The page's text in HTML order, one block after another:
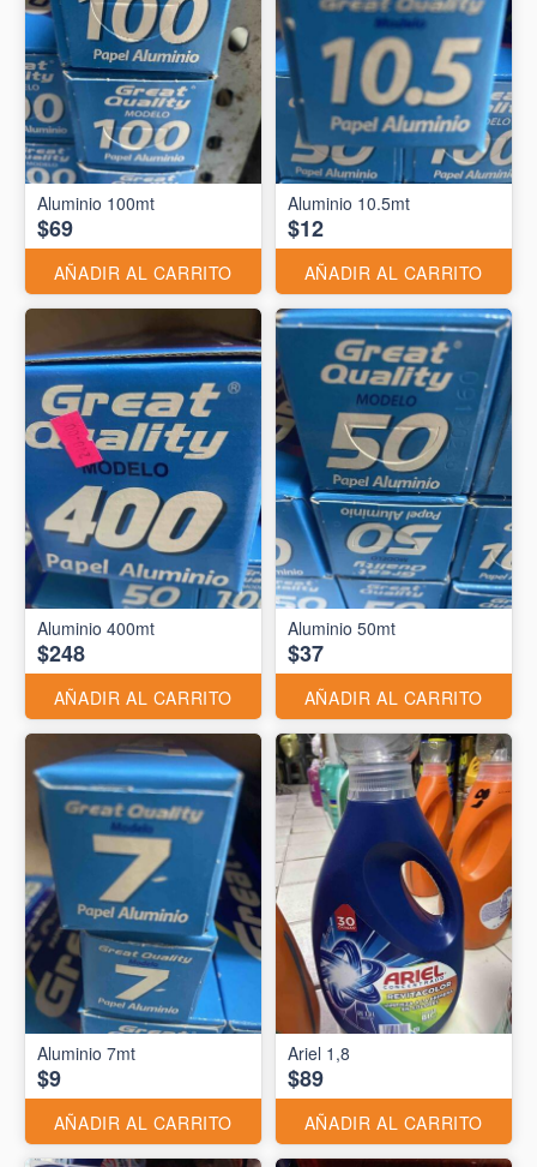
$69
AÑADIR AL CARRITO
Aluminio 10.5mt
$12
AÑADIR AL CARRITO
Aluminio 400mt
$248
AÑADIR AL CARRITO
Aluminio 50mt
$37
AÑADIR AL CARRITO
Aluminio 7mt
$9
AÑADIR AL CARRITO
Ariel 1,8
$89
AÑADIR AL CARRITO